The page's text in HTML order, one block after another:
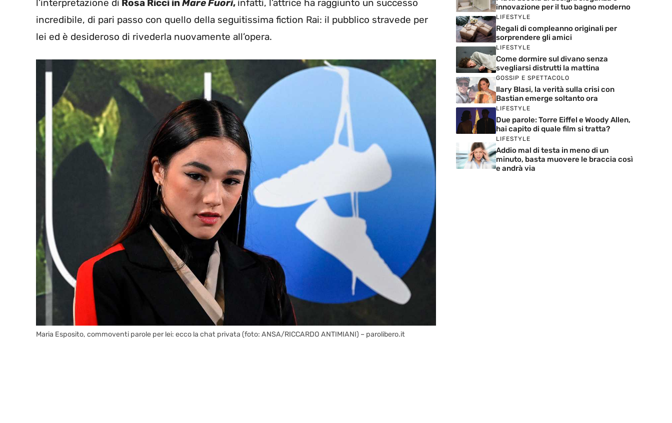
l’interpretazione di Rosa Ricci inMare Fuori, infatti, l’attrice ha raggiunto un successo
incredibile, di pari passo con quello della seguitissima fiction Rai: il pubblico stravede per
lei ed è desideroso di rivederla nuovamente all’opera.
Maria Esposito, commoventi parole per lei: ecco la chat privata (foto: ANSA/RICCARDO ANTIMIANI) – parolibero.it
innovazione per il tuo bagno moderno
LIFESTYLE
Regali di compleanno originali per
sorprendere gli amici
LIFESTYLE
Come dormire sul divano senza
svegliarsi distrutti la mattina
GOSSIP E SPETTACOLO
Ilary Blasi, la verità sulla crisi con
Bastian emerge soltanto ora
LIFESTYLE
Due parole: Torre Eiffel e Woody Allen,
hai capito di quale film si tratta?
LIFESTYLE
Addio mal di testa in meno di un
minuto, basta muovere le braccia così
e andrà via